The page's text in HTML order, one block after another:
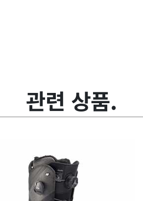
관련 상품.